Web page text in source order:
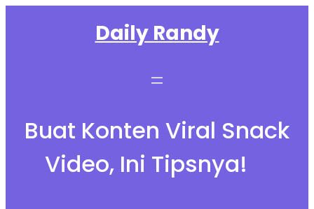
Daily Randy
Buat Konten Viral Snack
Video, Ini Tipsnya!